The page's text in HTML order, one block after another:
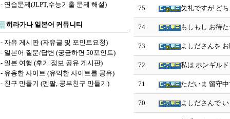
- 연습문제(JLPT,수능기출 문제 해설)
▒히라가나 일본어 커뮤니티
- 자유 게시판 (자유글 및 포인트요청)
- 일본어 질문/답변 (궁금하면 50포인트)
- 일본 여행 (후기 정보 공유 게시판)
- 유용한 사이트 (유익한 사이트를 공유)
- 친구 만들기 (펜팔, 공부친구 만들기)
75 失礼ですが ど
74 もしもし お待
73 よしださんを
72 私は ホンギル
71 ただいま 留守
70 よしださんで